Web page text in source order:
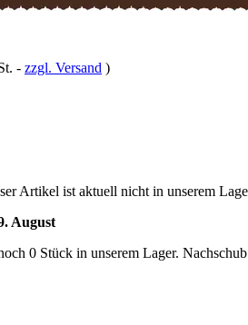
- zzgl. Versand )
Artikel ist aktuell nicht in unserem
August
0 Stück in unserem Lager.